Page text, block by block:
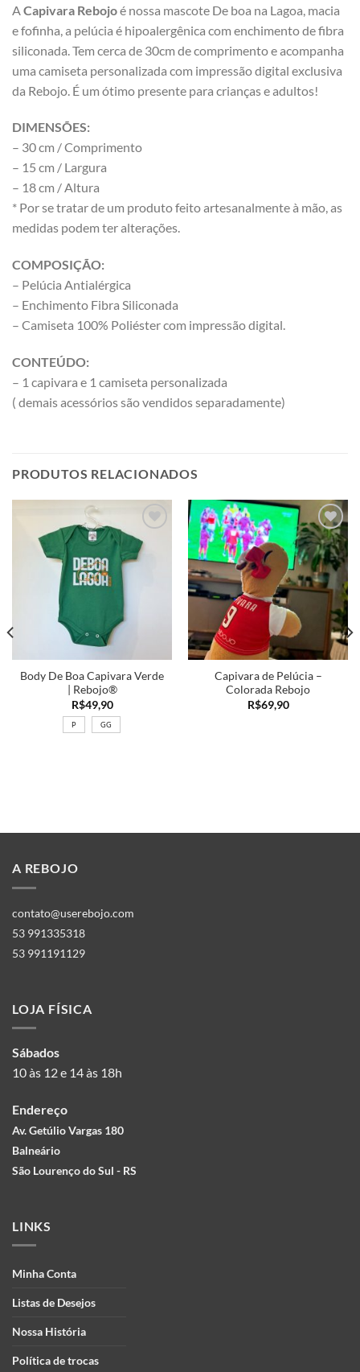
A Capivara Rebojoé nossa mascote De boa na Lagoa, macia
e fofinha, a pelúcia é hipoalergênica com enchimento de fibra
siliconada. Tem cerca de 30cm de comprimento e acompanha
uma camiseta personalizada com impressão digital exclusiva
da Rebojo. É um ótimo presente para crianças e adultos!
DIMENSÕES:
– 30 cm / Comprimento
– 15 cm / Largura
– 18 cm / Altura
* Por se tratar de um produto feito artesanalmente à mão, as
medidas podem ter alterações.
COMPOSIÇÃO:
– Pelúcia Antialérgica
– Enchimento Fibra Siliconada
– Camiseta 100% Poliéster com impressão digital.
CONTEÚDO:
– 1 capivara e 1 camiseta personalizada
( demais acessórios são vendidos separadamente)
PRODUTOS RELACIONADOS
Adicionar
a minha
lista
Body De Boa Capivara Verde
| Rebojo®
R$49,90
P GG
Adicionar
a minha
lista
Capivara de Pelúcia –
Colorada Rebojo
R$69,90
A REBOJO
contato@userebojo.com
53 991335318
53 991191129
LOJA FÍSICA
Sábados
10 às 12 e 14 às 18h
Endereço
Av. Getúlio Vargas 180
Balneário
São Lourenço do Sul - RS
LINKS
Minha Conta
Listas de Desejos
Nossa História
Política de trocas